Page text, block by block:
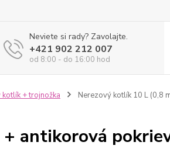
Neviete si rady? Zavolajte.
+421 902 212 007
od 8:00 - do 16:00 hod
+ trojnožka
Nerezový kotlík 10 L (0,8
antikorová